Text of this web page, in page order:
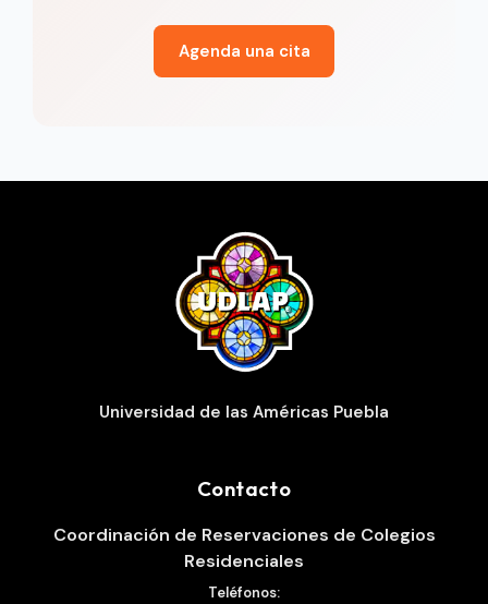
Agenda una cita
Universidad de las Américas Puebla
Contacto
Coordinación de Reservaciones de Colegios
Residenciales
Teléfonos: